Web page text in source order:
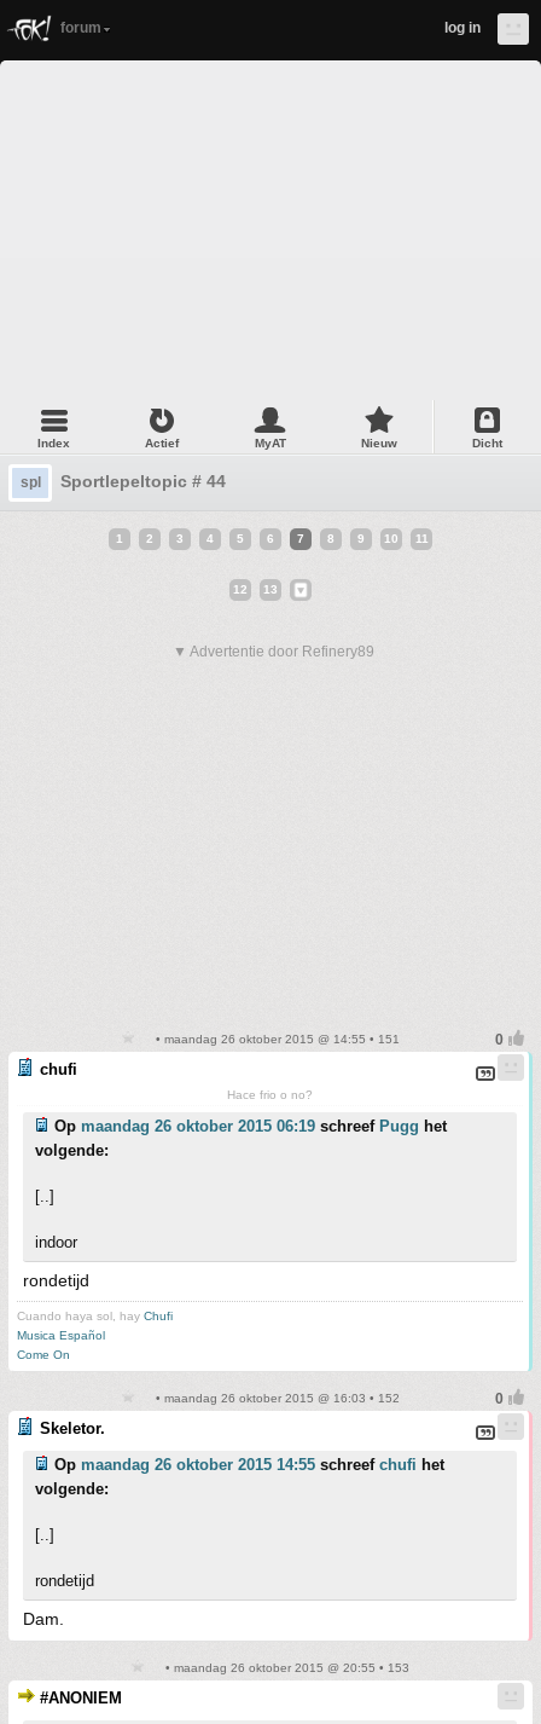
forum log in
Index Actief MyAT Nieuw Dicht
spl Sportlepeltopic # 44
1 2 3 4 5 6 7 8 9 10 11
12 13
▼ Advertentie door Refinery89
• maandag 26 oktober 2015 @ 14:55 • 151
chufi
Hace frio o no?
Op maandag 26 oktober 2015 06:19 schreef Pugg het
volgende:
[..]
indoor
rondetijd
Cuando haya sol, hay Chufi
Musica Español
Come On
• maandag 26 oktober 2015 @ 16:03 • 152
Skeletor.
Op maandag 26 oktober 2015 14:55 schreef chufi het
volgende:
[..]
rondetijd
Dam.
• maandag 26 oktober 2015 @ 20:55 • 153
#ANONIEM